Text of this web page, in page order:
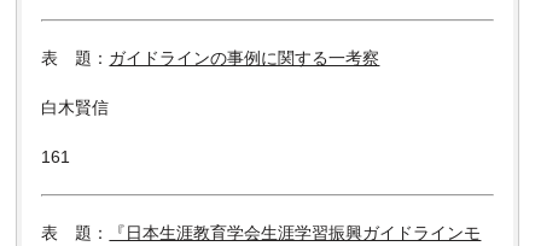
表 題： ガイドラインの事例に関する一考察
白木賢信
161
表 題：
『日本生涯教育学会生涯学習振興ガイドラインモ